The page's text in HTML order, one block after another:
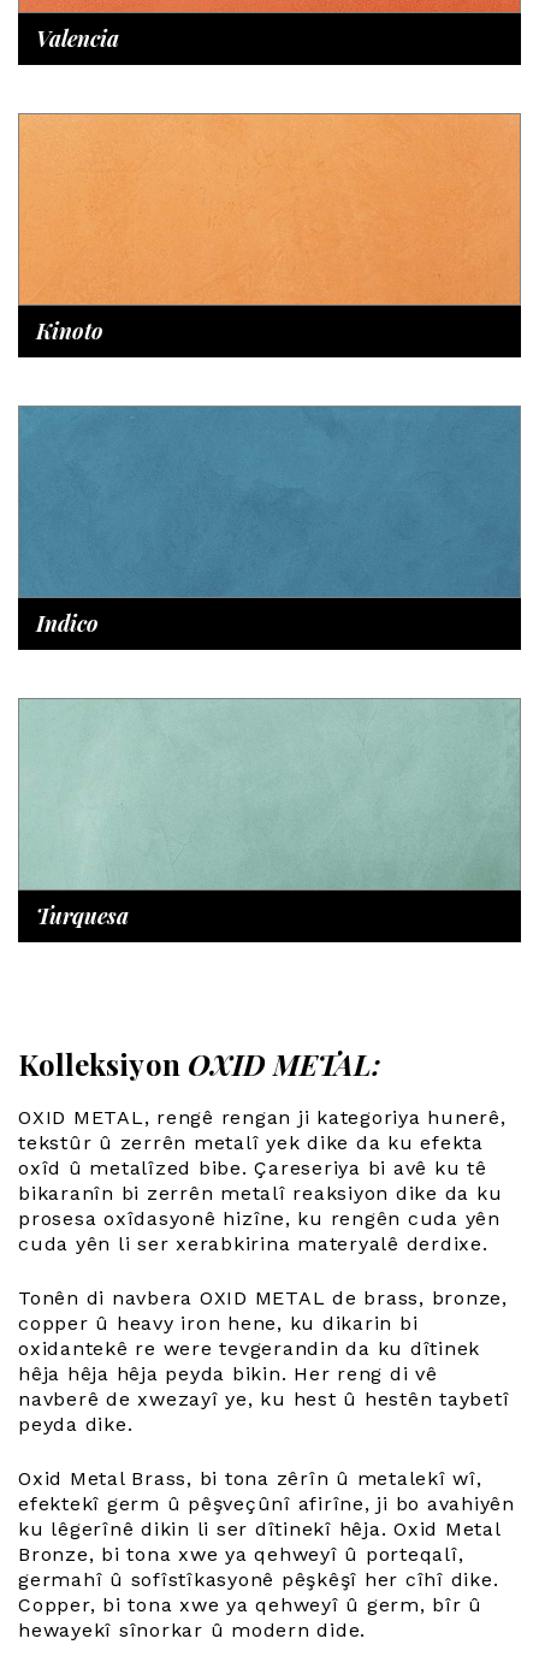
Valencia
Kinoto
Indico
Turquesa
Kolleksiyon OXID METAL:
OXID METAL, rengê rengan ji kategoriya hunerê,
tekstûr û zerrên metalî yek dike da ku efekta
oxîd û metalîzed bibe. Çareseriya bi avê ku tê
bikaranîn bi zerrên metalî reaksiyon dike da ku
prosesa oxîdasyonê hizîne, ku rengên cuda yên
cuda yên li ser xerabkirina materyalê derdixe.
Tonên di navbera OXID METAL de brass, bronze,
copper û heavy iron hene, ku dikarin bi
oxidantekê re were tevgerandin da ku dîtinek
hêja hêja hêja peyda bikin. Her reng di vê
navberê de xwezayî ye, ku hest û hestên taybetî
peyda dike.
Oxid Metal Brass, bi tona zêrîn û metalekî wî,
efektekî germ û pêşveçûnî afirîne, ji bo avahiyên
ku lêgerînê dikin li ser dîtinekî hêja. Oxid Metal
Bronze, bi tona xwe ya qehweyî û porteqalî,
germahî û sofîstîkasyonê pêşkêşî her cîhî dike.
Copper, bi tona xwe ya qehweyî û germ, bîr û
hewayekî sînorkar û modern dide.